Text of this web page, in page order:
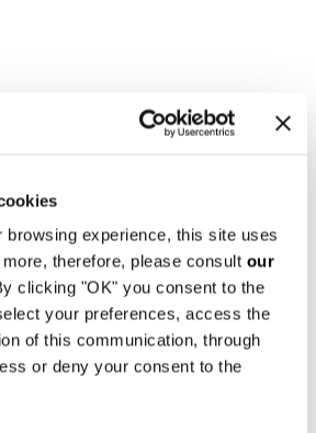
browsing experience, this site uses
therefore, please consult our
"OK" you consent to the
your preferences, access the
of this communication, through
or deny your consent to the